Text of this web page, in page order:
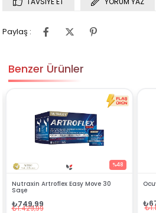
Paylaş :
Benzer Ürünler
Artroflex Easy Move 30 Ocuvite